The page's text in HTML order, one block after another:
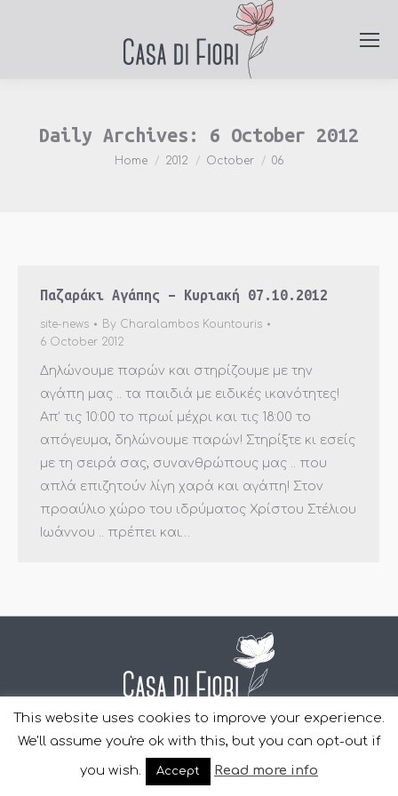
Daily Archives: 6 October 2012
You are here:
Home 2012 October 06
Παζαράκι Αγάπης – Κυριακή 07.10.2012
site-news By Charalambos Kountouris
6 October 2012
Δηλώνουμε παρών και στηρίζουμε με την
αγάπη μας .. τα παιδιά με ειδικές ικανότητες!
Απ’ τις 10:00 το πρωί μέχρι και τις 18:00 το
απόγευμα, δηλώνουμε παρών! Στηρίξτε κι εσείς
με τη σειρά σας, συνανθρώπους μας .. που
απλά επιζητούν λίγη χαρά και αγάπη! Στον
προαύλιο χώρο του ιδρύματος Χρίστου Στέλιου
Ιωάννου .. πρέπει και…
Copyright Casa Di Fiori © 2011-2022 | Design and Development
byYourWebStep.
This website uses cookies to improve your experience.
We'll assume you're ok with this, but you can opt-out if
you wish.
Accept Read more info